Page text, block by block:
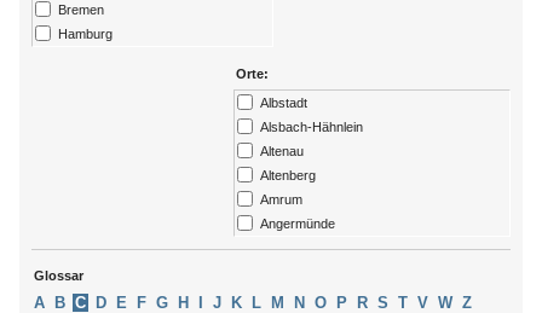
Bremen
Hamburg
Sachsen-Anhalt
Schleswig-Holstein
Thüringen
Orte:
Albstadt
Alsbach-Hähnlein
Altenau
Altenberg
Amrum
Angermünde
Ansbach
Argenbühl
Glossar
A B C D E F G H J K L M N O P R S T V W Z